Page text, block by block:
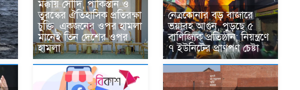
মক্কায় সৌদি, পাকিস্তান ও
তুরস্কের ঐতিহাসিক প্রতিরক্ষা
চুক্তি, একজনের ওপর হামলা
মানেই তিন দেশের ওপর
হামলা
নেত্রকোনার বড় বাজারে
ভয়াবহ আগুন, পুড়ছে ৫
বাণিজ্যিক প্রতিষ্ঠান; নিয়ন্ত্রণে
৭ ইউনিটের প্রাণপণ চেষ্টা